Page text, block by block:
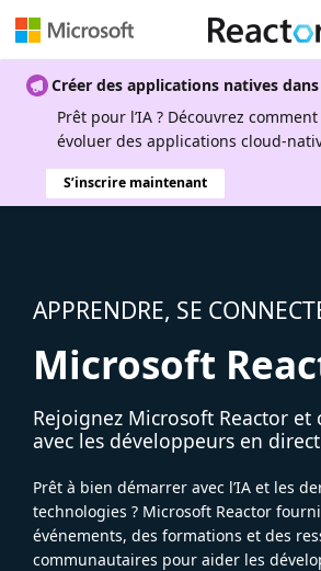
Créer des applications natives
Prêt pour l’IA ? Découvrez
évoluer des applications cloud-
S’inscrire maintenant
APPRENDRE, SE
Microsoft
Rejoignez Microsoft Reactor et
avec les développeurs en direct
Prêt à bien démarrer avec l’IA et les
technologies ? Microsoft Reactor
événements, des formations et des
communautaires pour aider les